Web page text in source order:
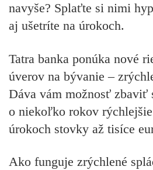
navyše? Splaťte si nimi
aj ušetríte na úrokoch.
Tatra banka ponúka nové
úverov na bývanie –
Dáva vám možnosť zbaviť
o niekoľko rokov
úrokoch stovky až tisíce
Ako funguje zrýchlené